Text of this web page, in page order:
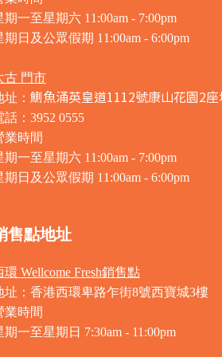
期一至星期六 11:00am - 7:00pm
期日及公眾假期 11:00am - 6:00pm
古 門市
址： 鰂魚涌英皇道1112號康山花園2
話：3952 0555
業時間
期一至星期六 11:00am - 7:00pm
期日及公眾假期 11:00am - 6:00pm
售點地址
環 Wellcome Fresh銷售點
址：香港西環卑路乍街8號西寶城3樓
業時間
期一至星期日 7:30am - 11:00pm